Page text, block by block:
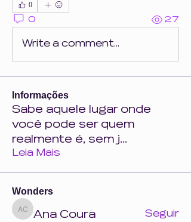
0
0 27
Write a comment...
Informações
Sabe aquele lugar onde
você pode ser quem
realmente é, sem j...
Leia Mais
Wonders
Ana Coura
Ana Coura Seguir